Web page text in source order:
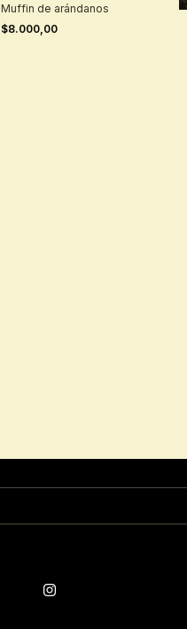
Muffin de arándanos
$8.000,00